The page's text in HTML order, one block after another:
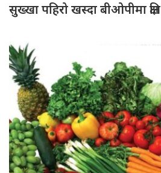
सुख्खा पहिरो खस्दा बीओपीमा क्षति